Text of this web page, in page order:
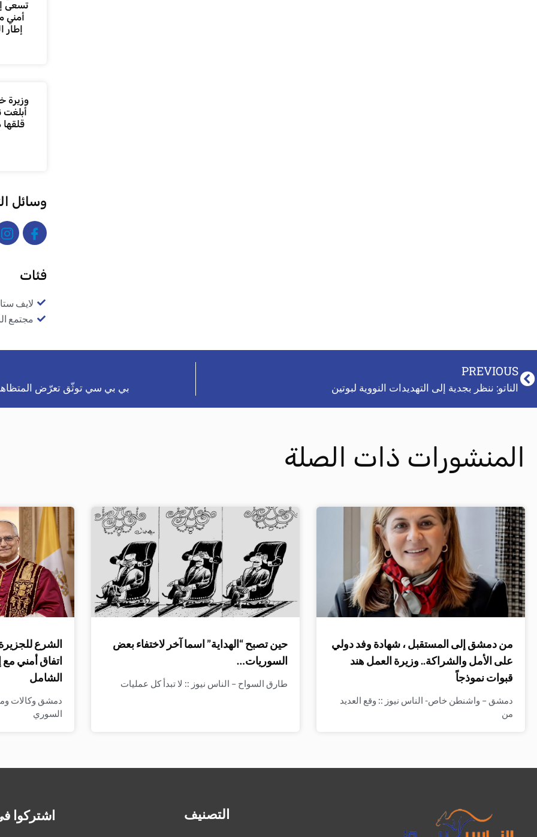
تسعى
أمني
إطار
وزيرة
أبلغت
وسائل
فئات
لايف
مجتمع
PREVIOUS
الناتو: ننظر بجدية إلى التهديدات النووية لبوتين بي بي سي توثّق تعرّض
المنشورات ذات الصلة
من دمشق إلى المستقبل ، شهادة وفد دولي
على الأمل والشراكة.. وزيرة العمل هند
قبوات نموذجاً
دمشق – واشنطن خاص- الناس نيوز :: وقع العديد
من
حين تصبح “الهداية” اسما آخر لاختفاء بعض
السوريات…
طارق السواح – الناس نيوز :: لا تبدأ كل عمليات
الشرع
اتفاق أمني
الشامل
دمشق وكالات
السوري
التصنيف اشتركوا